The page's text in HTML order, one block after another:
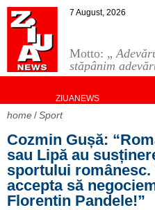
Motto: „
stăpânim
7 August, 2026
ZIUANEWS
home Sport
Cozmin Gușă:
sau Lipă au
sportului românesc.
accepta să
Florentin Pandele!”